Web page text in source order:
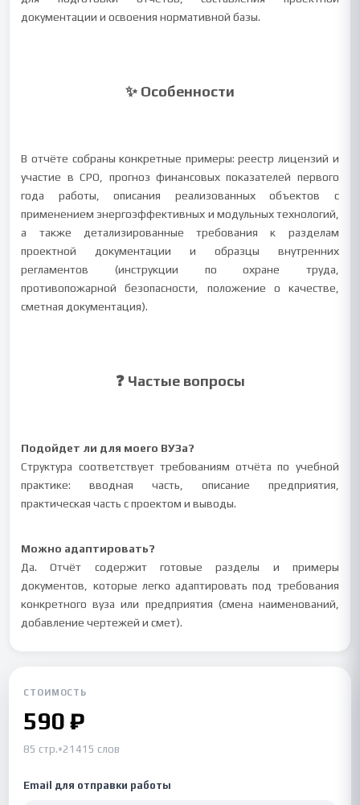
документации и освоения нормативной базы.
✨ Особенности
В отчёте собраны конкретные примеры: реестр лицензий и
участие в СРО, прогноз финансовых показателей первого
года работы, описания реализованных объектов с
применением энергоэффективных и модульных технологий,
а также детализированные требования к разделам
проектной документации и образцы внутренних
регламентов (инструкции по охране труда,
противопожарной безопасности, положение о качестве,
сметная документация).
❓ Частые вопросы
Подойдет ли для моего ВУЗа?
Структура соответствует требованиям отчёта по учебной
практике: вводная часть, описание предприятия,
практическая часть с проектом и выводы.
Можно адаптировать?
Да. Отчёт содержит готовые разделы и примеры
документов, которые легко адаптировать под требования
конкретного вуза или предприятия (смена наименований,
добавление чертежей и смет).
СТОИМОСТЬ
590 ₽
85 стр.•21415 слов
Email для отправки работы